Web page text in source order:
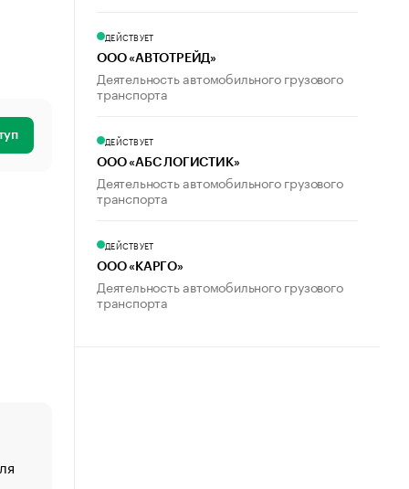
ДЕЙСТВУЕТ
ООО «АВТОТРЕЙД»
Деятельность автомобильного грузового
транспорта
ДЕЙСТВУЕТ
ООО «АБС ЛОГИСТИК»
Деятельность автомобильного грузового
транспорта
ДЕЙСТВУЕТ
ООО «КАРГО»
Деятельность автомобильного грузового
транспорта